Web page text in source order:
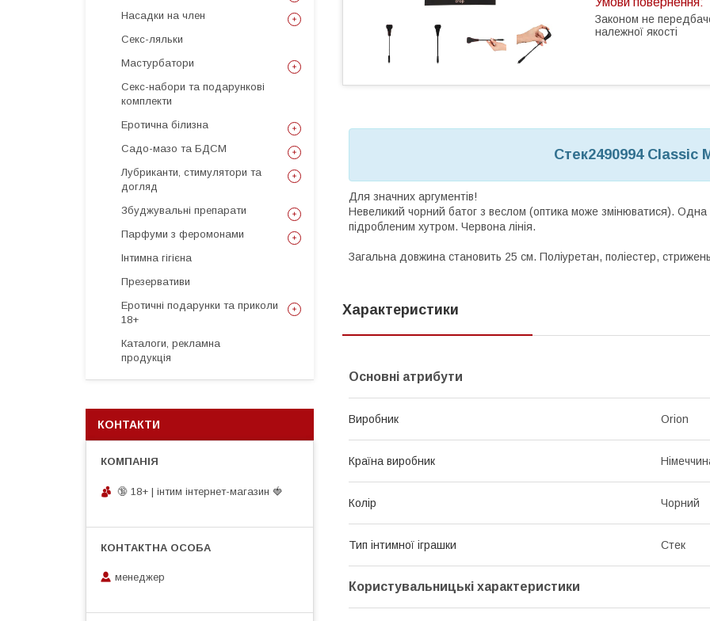
Законом не
належної якості
Стек2490994 Classic
Для значних аргументів!
Невеликий чорний батог з веслом (оптика може змінюватися). Одна
підробленим хутром. Червона лінія.
Загальна довжина становить 25 см. Поліуретан, поліестер,
Характеристики
Основні атрибути
Виробник Orion
Країна виробник
Колір Чорний
Тип інтимної іграшки Стек
Користувальницькі характеристики
Насадки на член
Секс-ляльки
Мастурбатори
Секс-набори та подарункові
комплекти
Еротична білизна
Садо-мазо та БДСМ
Лубриканти, стимулятори та
догляд
Збуджувальні препарати
Парфуми з феромонами
Інтимна гігієна
Презервативи
Еротичні подарунки та приколи
18+
Каталоги, рекламна
продукція
КОНТАКТИ
🔞 18+ | інтим інтернет-магазин 🍓
менеджер